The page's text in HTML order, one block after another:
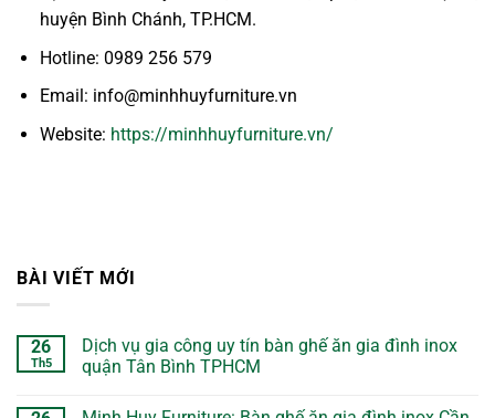
huyện Bình Chánh, TP.HCM.
Hotline: 0989 256 579
Email: info@minhhuyfurniture.vn
Website: https://minhhuyfurniture.vn/
BÀI VIẾT MỚI
26
Th5
Dịch vụ gia công uy tín bàn ghế ăn gia đình inox
quận Tân Bình TPHCM